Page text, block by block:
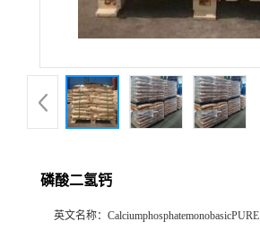
磷酸二氢钙
英文名称： CalciumphosphatemonobasicPURE